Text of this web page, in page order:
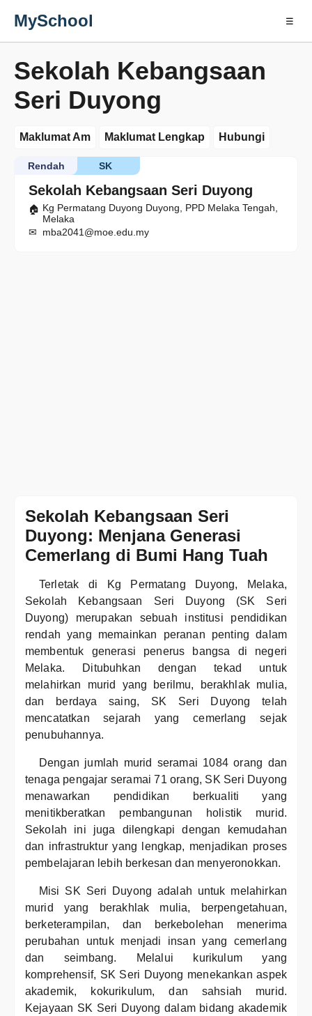
MySchool ☰
Sekolah Kebangsaan
Seri Duyong
Maklumat Am Maklumat Lengkap Hubungi
Sekolah Kebangsaan Seri Duyong
SK
Rendah
Kg Permatang Duyong Duyong, PPD Melaka Tengah,
Melaka
mba2041@moe.edu.my
Sekolah Kebangsaan Seri
Duyong: Menjana Generasi
Cemerlang di Bumi Hang Tuah
Terletak di Kg Permatang Duyong, Melaka,
Sekolah Kebangsaan Seri Duyong (SK Seri
Duyong) merupakan sebuah institusi pendidikan
rendah yang memainkan peranan penting dalam
membentuk generasi penerus bangsa di negeri
Melaka. Ditubuhkan dengan tekad untuk
melahirkan murid yang berilmu, berakhlak mulia,
dan berdaya saing, SK Seri Duyong telah
mencatatkan sejarah yang cemerlang sejak
penubuhannya.
Dengan jumlah murid seramai 1084 orang dan
tenaga pengajar seramai 71 orang, SK Seri Duyong
menawarkan pendidikan berkualiti yang
menitikberatkan pembangunan holistik murid.
Sekolah ini juga dilengkapi dengan kemudahan
dan infrastruktur yang lengkap, menjadikan proses
pembelajaran lebih berkesan dan menyeronokkan.
Misi SK Seri Duyong adalah untuk melahirkan
murid yang berakhlak mulia, berpengetahuan,
berketerampilan, dan berkebolehan menerima
perubahan untuk menjadi insan yang cemerlang
dan seimbang. Melalui kurikulum yang
komprehensif, SK Seri Duyong menekankan aspek
akademik, kokurikulum, dan sahsiah murid.
Kejayaan SK Seri Duyong dalam bidang akademik